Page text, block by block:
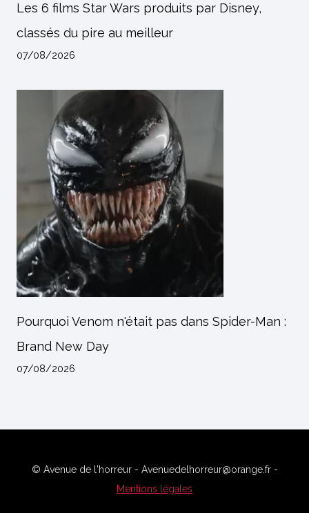
Les 6 films Star Wars produits par Disney,
classés du pire au meilleur
07/08/2026
Pourquoi Venom n'était pas dans Spider-Man :
Brand New Day
07/08/2026
© Avenue de l'horreur - Avenuedelhorreur@orange.fr -
Mentions légales